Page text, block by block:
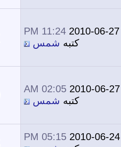
2010-06-27
11:24 PM
كتبه شمس
2010-06-27
02:05 AM
كتبه شمس
2010-06-24
05:15 PM